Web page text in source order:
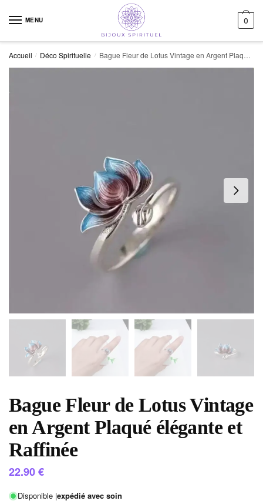
MENU 0
Accueil / Déco Spirituelle / Bague Fleur de Lotus Vintage en Argent Plaqué élégante et Raffinée
Bague Fleur de Lotus Vintage
en Argent Plaqué élégante et
Raffinée
22.90€
Disponible |expédié avec soin